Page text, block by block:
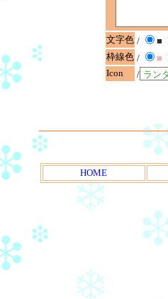
文字色 / ■
枠線色 / ■
Icon
/
HOME